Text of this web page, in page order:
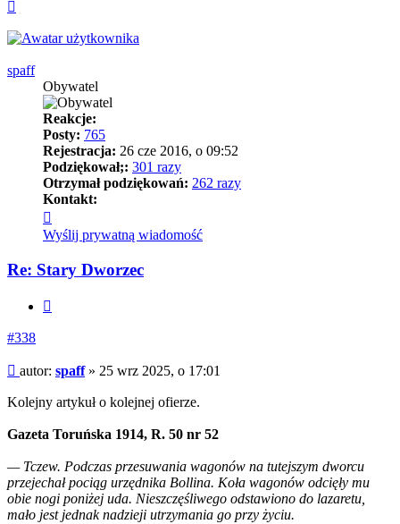
spaff
Obywatel
Reakcje:
Posty: 765
Rejestracja: 26 cze 2016, o 09:52
Podziękował;: 301 razy
Otrzymał podziękowań: 262 razy
Kontakt:
się
z
Wyślij prywatną wiadomość
Re: Stary Dworzec
#338
Post
autor: spaff» 25 wrz 2025, o 17:01
Kolejny artykuł o kolejnej ofierze.
Gazeta Toruńska 1914, R. 50 nr 52
— Tczew. Podczas przesuwania wagonów na tutejszym dworcu
przejechał pociąg urzędnika Bollina. Koła wagonów odcięły mu
obie nogi poniżej uda. Nieszczęśliwego odstawiono do lazaretu,
mało jest jednak nadzieji utrzymania go przy życiu.